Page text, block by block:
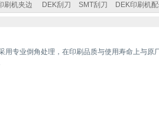
刷机夹边 DEK刮刀 SMT刮刀 DEK印刷机
用专业倒角处理，在印刷品质与使用寿命上与原